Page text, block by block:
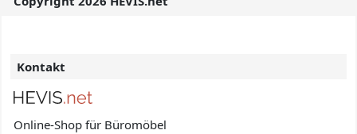
Kontakt
Online-Shop für Büromöbel